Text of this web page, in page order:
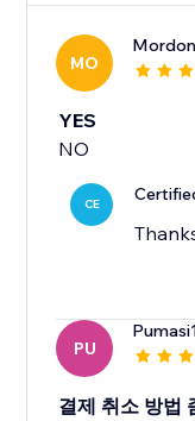
MO
YES
NO
CE
PU
결제 취소 방법